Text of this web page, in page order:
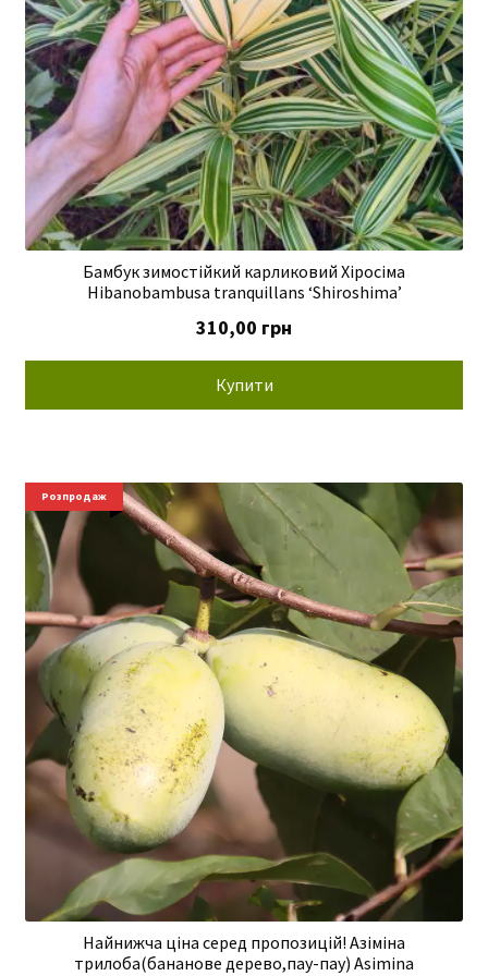
Бамбук зимостійкий карликовий Хіросіма
Hibanobambusa tranquillans ‘Shiroshima’
310,00 грн
Купити
Найнижча ціна серед пропозицій! Азіміна
трилоба(бананове дерево,пау-пау) Asimina
Розпродаж